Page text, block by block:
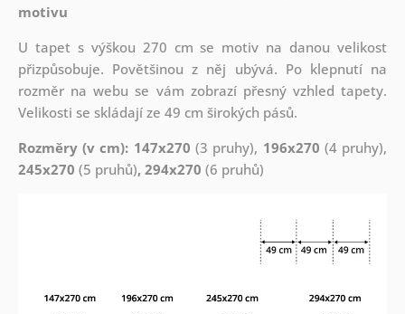
motivu
U tapet s výškou 270 cm se motiv na danou velikost
přizpůsobuje. Povětšinou z něj ubývá. Po klepnutí na
rozměr na webu se vám zobrazí přesný vzhled tapety.
Velikosti se skládají ze 49 cm širokých pásů.
Rozměry (v cm): 147x270 (3 pruhy), 196x270 (4 pruhy),
245x270 (5 pruhů), 294x270 (6 pruhů)